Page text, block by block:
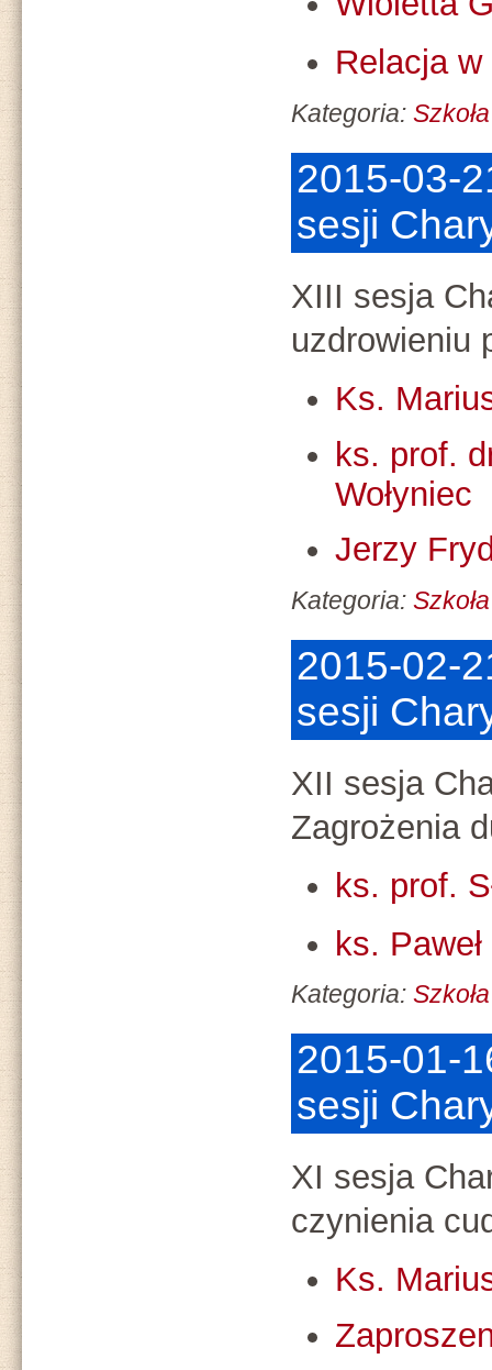
Relacja
Kategoria:
2015-03-
sesji
XIII sesja
uzdrowieniu
Ks.
ks. prof.
Wołyniec
Jerzy
Kategoria:
2015-02-
sesji
XII sesja
Zagrożenia
ks. prof.
ks.
Kategoria:
2015-01-
sesji
XI sesja
czynienia
Ks.